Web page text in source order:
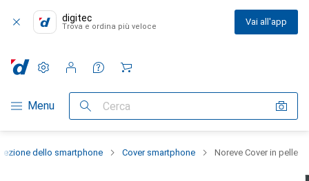
digitec
Trova e ordina più veloce Vai all'app
Categoria Navigazione
Menu Cerca
Impostazioni
Conto cliente
Liste di confronto
Liste dei desideri
Carrello
dello smartphone Cover smartphone Noreve Cover in pelle